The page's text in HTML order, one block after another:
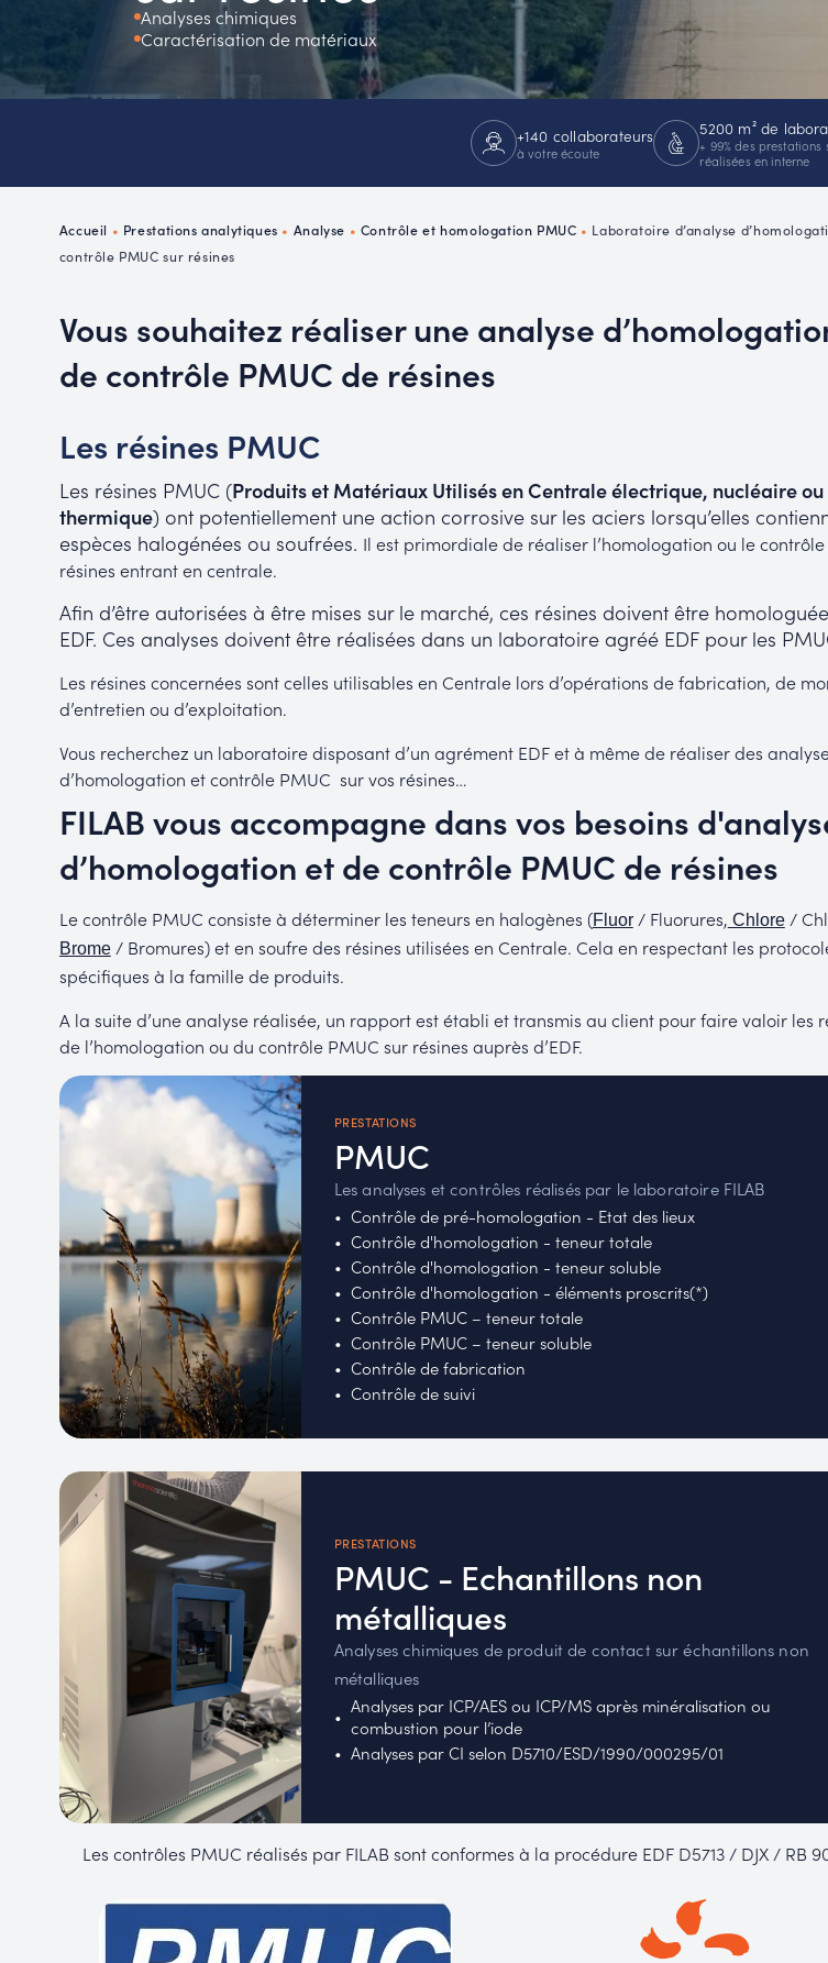
PMUC
REACH
Analyses chimiques
Caractérisation de matériaux
+140 collaborateurs
à votre écoute
5200 m² de
+ 99% des prestations
réalisées en interne
Accueil • Prestations analytiques • Analyse • Contrôle et homologation PMUC • Laboratoire d’analyse
contrôle PMUC sur résines
Vous souhaitez réaliser une analyse
de contrôle PMUC de résines
Les résines PMUC
Les résines PMUC (Produits et Matériaux Utilisés en Centrale électrique, nucléaire ou
thermique) ont potentiellement une action corrosive sur les aciers lorsqu’elles
espèces halogénées ou soufrées. Il est primordiale de réaliser l’homologation ou le
résines entrant en centrale.
Afin d’être autorisées à être mises sur le marché, ces résines doivent être
EDF. Ces analyses doivent être réalisées dans un laboratoire agréé EDF pour les
Les résines concernées sont celles utilisables en Centrale lors d’opérations de fabrication, de
d’entretien ou d’exploitation.
Vous recherchez un laboratoire disposant d’un agrément EDF et à même de réaliser des
d’homologation et contrôle PMUC sur vos résines…
FILAB vous accompagne dans vos besoins
d’homologation et de contrôle PMUC de résines
Le contrôle PMUC consiste à déterminer les teneurs en halogènes (Fluor/ Fluorures, Chlore/
Brome/ Bromures) et en soufre des résines utilisées en Centrale. Cela en respectant les
spécifiques à la famille de produits.
A la suite d’une analyse réalisée, un rapport est établi et transmis au client pour faire valoir les
de l’homologation ou du contrôle PMUC sur résines auprès d’EDF.
PRESTATIONS
PMUC
Les analyses et contrôles réalisés par le laboratoire FILAB
Contrôle de pré-homologation - Etat des lieux
Contrôle d'homologation - teneur totale
Contrôle d'homologation - teneur soluble
Contrôle d'homologation - éléments proscrits(*)
Contrôle PMUC – teneur totale
Contrôle PMUC – teneur soluble
Contrôle de fabrication
Contrôle de suivi
PRESTATIONS
PMUC - Echantillons non
métalliques
Analyses chimiques de produit de contact sur échantillons non
métalliques
Analyses par ICP/AES ou ICP/MS après minéralisation ou
combustion pour l’iode
Analyses par CI selon D5710/ESD/1990/000295/01
Les contrôles PMUC réalisés par FILAB sont conformes à la procédure EDF D5713 / DJX / RB